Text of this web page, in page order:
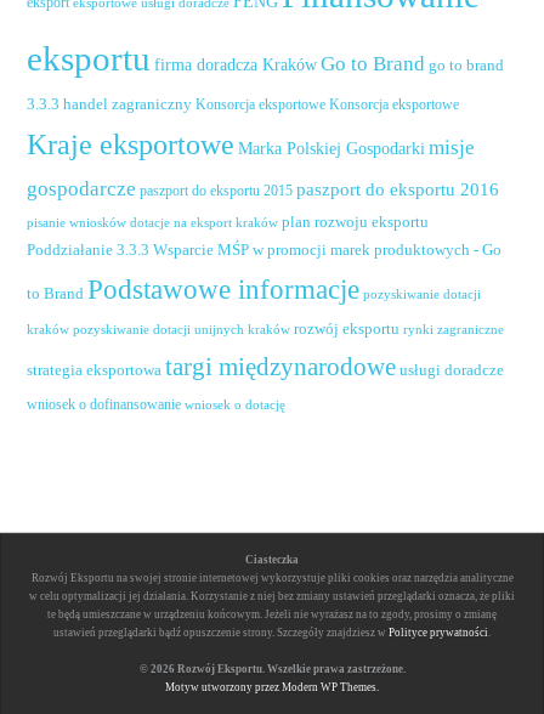
eksportu firma doradcza Kraków Go to Brand go to brand
3.3.3 handel zagraniczny Konsorcja eksportowe Konsorcja eksportowe
Kraje eksportowe Marka Polskiej Gospodarki misje
gospodarcze paszport do eksportu 2015 paszport do eksportu 2016
pisanie wniosków dotacje na eksport kraków plan rozwoju eksportu
Poddziałanie 3.3.3 Wsparcie MŚP w promocji marek produktowych - Go
to Brand Podstawowe informacje pozyskiwanie dotacji
kraków pozyskiwanie dotacji unijnych kraków rozwój eksportu rynki zagraniczne
strategia eksportowa targi międzynarodowe usługi doradcze
wniosek o dofinansowanie wniosek o dotację
Ciasteczka
Rozwój Eksportu na swojej stronie internetowej wykorzystuje pliki cookies oraz narzędzia analityczne
w celu optymalizacji jej działania. Korzystanie z niej bez zmiany ustawień przeglądarki oznacza, że pliki
te będą umieszczane w urządzeniu końcowym. Jeżeli nie wyrażasz na to zgody, prosimy o zmianę
ustawień przeglądarki bądź opuszczenie strony. Szczegóły znajdziesz w Polityce prywatności
© 2026 Rozwój Eksportu. Wszelkie prawa zastrzeżone.
Motyw utworzony przez Modern WP Themes.